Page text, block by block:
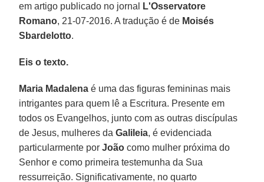
em artigo publicado no jornal
L'Osservatore
Romano, 21-07-2016. A tradução é de Moisés
Sbardelotto.
Eis o texto.
Maria Madalena é uma das figuras femininas mais
intrigantes para quem lê a Escritura. Presente em
todos os Evangelhos, junto com as outras discípulas
de Jesus, mulheres daGalileia, é evidenciada
particularmente porJoão como mulher próxima do
Senhor e como primeira testemunha da Sua
ressurreição. Significativamente, no quarto